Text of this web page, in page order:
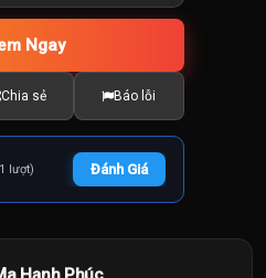
Ngay
Chia sẻ Báo lỗi
lượt) Đánh Giá